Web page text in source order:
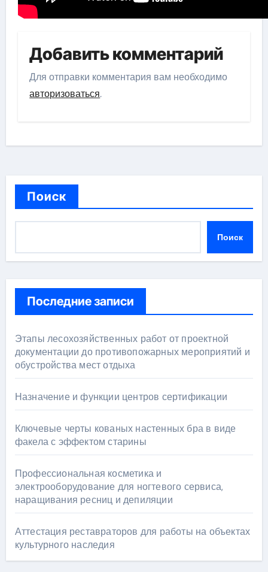
Добавить комментарий
Для отправки комментария вам необходимо
авторизоваться.
Поиск
Поиск
Последние записи
Этапы лесохозяйственных работ от проектной
документации до противопожарных мероприятий и
обустройства мест отдыха
Назначение и функции центров сертификации
Ключевые черты кованых настенных бра в виде
факела с эффектом старины
Профессиональная косметика и
электрооборудование для ногтевого сервиса,
наращивания ресниц и депиляции
Аттестация реставраторов для работы на объектах
культурного наследия